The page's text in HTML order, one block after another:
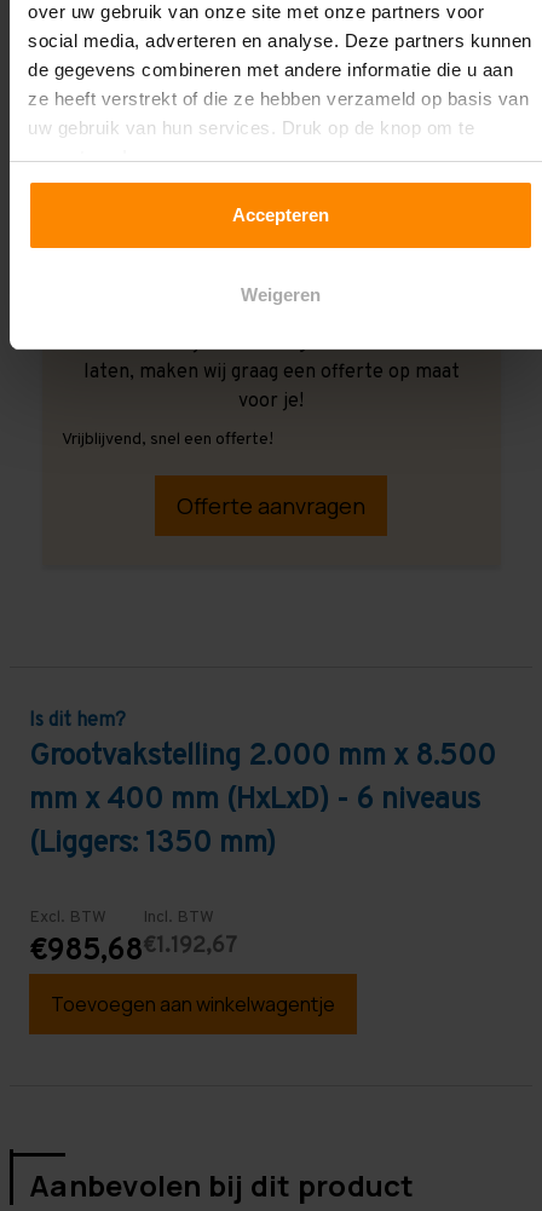
over uw gebruik van onze site met onze partners voor
social media, adverteren en analyse. Deze partners kunnen
de gegevens combineren met andere informatie die u aan
ze heeft verstrekt of die ze hebben verzameld op basis van
uw gebruik van hun services. Druk op de knop om te
accepteren!
Accepteren
Weigeren
Ook wanneer je de montage aan ons over wilt
laten, maken wij graag een offerte op maat
voor je!
Vrijblijvend, snel een offerte!
Offerte aanvragen
Is dit hem?
Grootvakstelling 2.000 mm x 8.500
mm x 400 mm (HxLxD) - 6 niveaus
(Liggers: 1350 mm)
Excl. BTW
€985,68
Incl. BTW
€1.192,67
Toevoegen aan winkelwagentje
Aanbevolen bij dit product